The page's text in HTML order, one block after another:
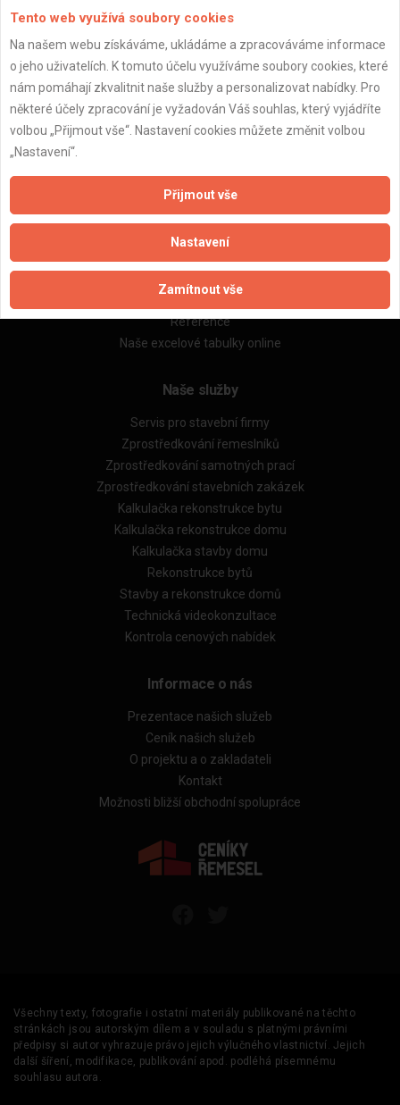
ZPĚT
Aktualizováno z portálu ARES dne 11.01.2025 21:45:41
Naše firmy a řemeslníci
Zpracování a ochrana osobních údajů
Reference
Naše excelové tabulky online
Naše služby
Servis pro stavební firmy
Zprostředkování řemeslníků
Zprostředkování samotných prací
Zprostředkování stavebních zakázek
Kalkulačka rekonstrukce bytu
Kalkulačka rekonstrukce domu
Kalkulačka stavby domu
Rekonstrukce bytů
Stavby a rekonstrukce domů
Technická videokonzultace
Kontrola cenových nabídek
Informace o nás
Prezentace našich služeb
Ceník našich služeb
O projektu a o zakladateli
Kontakt
Možnosti bližší obchodní spolupráce
Všechny texty, fotografie i ostatní materiály publikované na těchto
stránkách jsou autorským dílem a v souladu s platnými právními
předpisy si autor vyhrazuje právo jejich výlučného vlastnictví. Jejich
další šíření, modifikace, publikování apod. podléhá písemnému
souhlasu autora.
Tento web využívá soubory cookies
Na našem webu získáváme, ukládáme a zpracováváme informace
o jeho uživatelích. K tomuto účelu využíváme soubory cookies, které
nám pomáhají zkvalitnit naše služby a personalizovat nabídky. Pro
některé účely zpracování je vyžadován Váš souhlas, který vyjádříte
volbou „Přijmout vše“. Nastavení cookies můžete změnit volbou
„Nastavení“.
Přijmout vše
Nastavení
Zamítnout vše